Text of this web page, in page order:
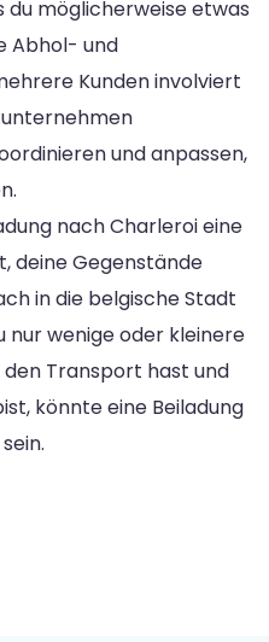
du möglicherweise etwas
Abhol- und
Kunden involviert
und anpassen,
nach Charleroi eine
deine Gegenstände
in die belgische Stadt
nur wenige oder kleinere
Transport hast und
könnte eine Beiladung